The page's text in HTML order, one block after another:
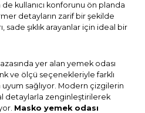
kullanıcı konforunu ön planda
detayların zarif bir şekilde
sade şıklık arayanlar için ideal bir
yer alan yemek odası
ve ölçü seçenekleriyle farklı
sağlıyor. Modern çizgilerin
detaylarla zenginleştirilerek
Masko yemek odası